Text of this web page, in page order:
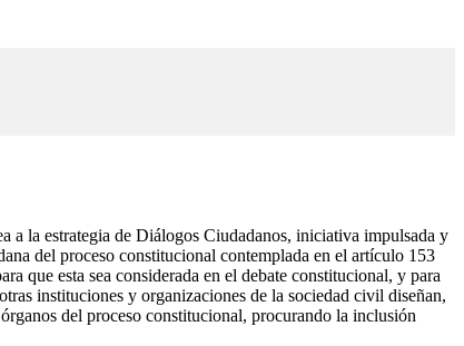
a la estrategia de Diálogos Ciudadanos, iniciativa impulsada y
del proceso constitucional contemplada en el artículo 153
que esta sea considerada en el debate constitucional, y para
instituciones y organizaciones de la sociedad civil diseñan,
del proceso constitucional, procurando la inclusión